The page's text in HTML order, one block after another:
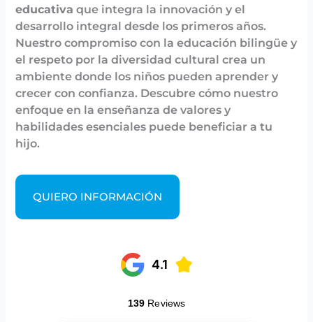
educativa que integra la innovación y el
desarrollo integral desde los primeros años.
Nuestro compromiso con la educación bilingüe y
el respeto por la diversidad cultural crea un
ambiente donde los niños pueden aprender y
crecer con confianza. Descubre cómo nuestro
enfoque en la enseñanza de valores y
habilidades esenciales puede beneficiar a tu
hijo.
QUIERO INFORMACIÓN